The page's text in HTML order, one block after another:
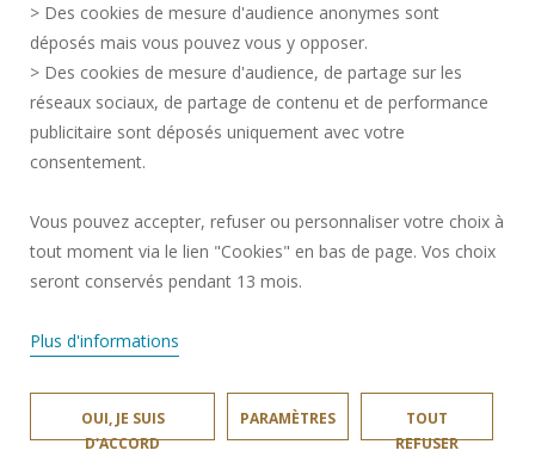
PLAN DU SITE
DONNÉES PERSONNELLES
ACCESSIBILITÉ
GESTION DES COOKIES
Rejoignez-nous!
> Des cookies de mesure d'audience anonymes sont
déposés mais vous pouvez vous y opposer.
> Des cookies de mesure d'audience, de partage sur les
réseaux sociaux, de partage de contenu et de performance
publicitaire sont déposés uniquement avec votre
consentement.
Vous pouvez accepter, refuser ou personnaliser votre choix à
tout moment via le lien "Cookies" en bas de page. Vos choix
seront conservés pendant 13 mois.
Plus d'informations
OUI, JE SUIS
D'ACCORD
PARAMÈTRES
TOUT
REFUSER